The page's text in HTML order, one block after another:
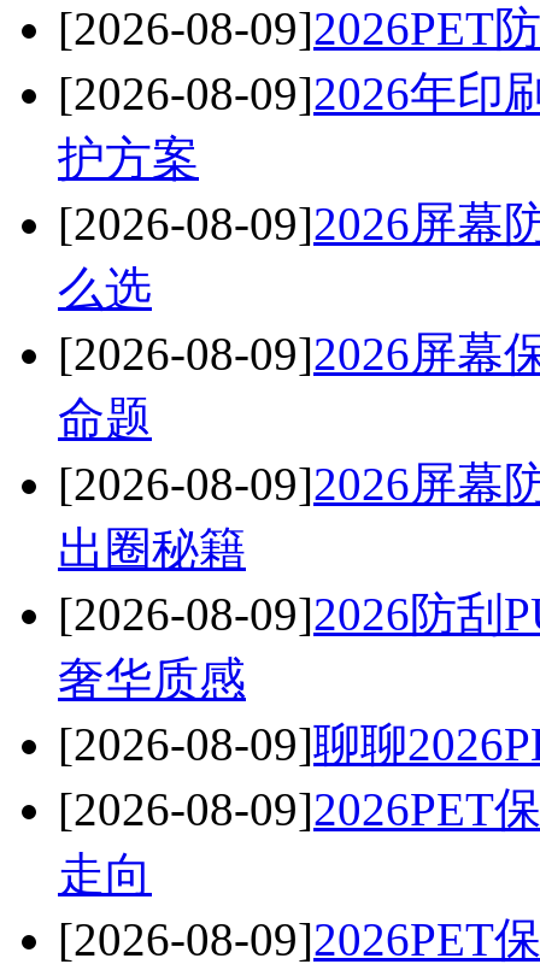
[2026-08-09]2026PET
[2026-08-09]2026年印
护方案
[2026-08-09]2026屏幕
么选
[2026-08-09]2026屏幕
命题
[2026-08-09]2026屏幕
出圈秘籍
[2026-08-09]2026防刮
奢华质感
[2026-08-09]聊聊
[2026-08-09]2026PET
走向
[2026-08-09]2026PET